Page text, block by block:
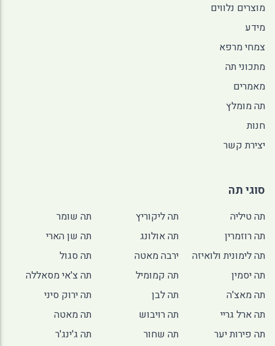
מוצרים נלווים
מידע
צמחי מרפא
מתכוני תה
מאמרים
תה מומלץ
חנות
יצירת קשר
סוגי תה
תה טיליה תה ליקוריץ
תה שומר
תה רוזמרין
תה אולונג
תה שן הארי
תה לימונית ולואיזה
ירבה מאטה
תה סגול
תה יסמין
תה קמומיל
תה צ'אי מסאללה
תה מאצ'ה
תה לבן
תה ירוק סיני
תה ארל גריי
תה רויבוש
תה מאטה
תה פירות יער
תה שחור
תה ג'ינג'ר